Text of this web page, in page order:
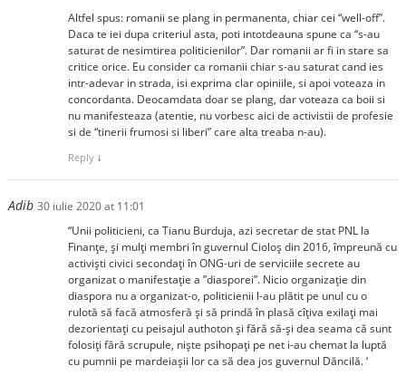
Altfel spus: romanii se plang in permanenta, chiar cei “well-off”.
Daca te iei dupa criteriul asta, poti intotdeauna spune ca “s-au
saturat de nesimtirea politicienilor”. Dar romanii ar fi in stare sa
critice orice. Eu consider ca romanii chiar s-au saturat cand ies
intr-adevar in strada, isi exprima clar opiniile, si apoi voteaza in
concordanta. Deocamdata doar se plang, dar voteaza ca boii si
nu manifesteaza (atentie, nu vorbesc aici de activistii de profesie
si de “tinerii frumosi si liberi” care alta treaba n-au).
Reply ↓
Adib 30 iulie 2020 at 11:01
“Unii politicieni, ca Tianu Burduja, azi secretar de stat PNL la
Finanțe, și mulți membri în guvernul Cioloș din 2016, împreună cu
activiști civici secondați în ONG-uri de serviciile secrete au
organizat o manifestație a ”diasporei”. Nicio organizație din
diaspora nu a organizat-o, politicienii l-au plătit pe unul cu o
rulotă să facă atmosferă și să prindă în plasă cîțiva exilați mai
dezorientați cu peisajul authoton și fără să-și dea seama că sunt
folosiți fără scrupule, niște psihopați pe net i-au chemat la luptă
cu pumnii pe mardeiașii lor ca să dea jos guvernul Dăncilă. ‘